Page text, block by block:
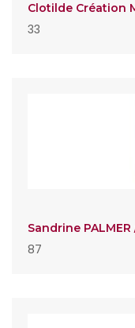
Clotilde Création
33
Sandrine PALMER
87